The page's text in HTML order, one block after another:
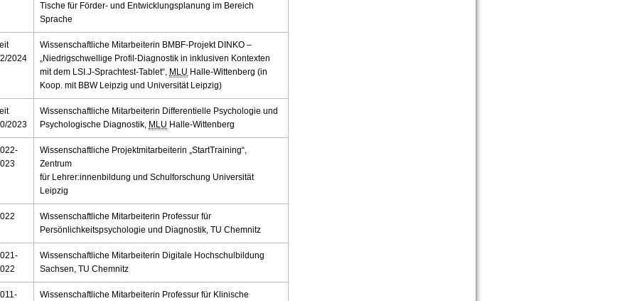
Tische für Förder- und Entwicklungsplanung im Bereich
Sprache
2024
Wissenschaftliche Mitarbeiterin BMBF-Projekt DINKO –
„Niedrigschwellige Profil-Diagnostik in inklusiven Kontexten
mit dem LSI.J-Sprachtest-Tablet“, MLU Halle-Wittenberg (in
Koop. mit BBW Leipzig und Universität Leipzig)
2023
Wissenschaftliche Mitarbeiterin Differentielle Psychologie und
Psychologische Diagnostik, MLU Halle-Wittenberg
Wissenschaftliche Projektmitarbeiterin „StartTraining“,
Zentrum
für Lehrer:innenbildung und Schulforschung Universität
Leipzig
Wissenschaftliche Mitarbeiterin Professur für
Persönlichkeitspsychologie und Diagnostik, TU Chemnitz
Wissenschaftliche Mitarbeiterin Digitale Hochschulbildung
Sachsen, TU Chemnitz
Wissenschaftliche Mitarbeiterin Professur für Klinische